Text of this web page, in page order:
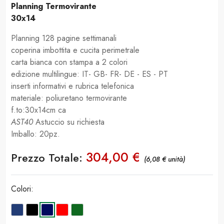
Planning Termovirante
30x14
Planning 128 pagine settimanali
coperina imbottita e cucita perimetrale
carta bianca con stampa a 2 colori
edizione multilingue: IT- GB- FR- DE - ES - PT
inserti informativi e rubrica telefonica
materiale: poliuretano termovirante
f.to:30x14cm ca
AST40Astuccio su richiesta
Imballo: 20pz.
Prezzo Totale: 304,00 € (6,08 € unità)
Colori: